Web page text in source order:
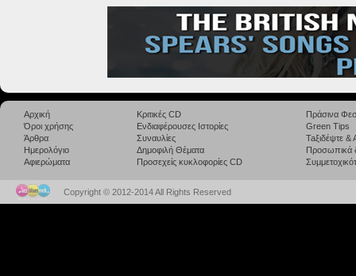
Αρχική
Όροι χρήσης
Άρθρα
Ημερολόγιο
Αφιερώματα
Κριτικές CD
Ενδιαφέρουσες Ιστορίες
Συναυλίες
Δημοφιλή Θέματα
Προσεχείς κυκλοφορίες CD
Πράσινα
Green Tips
Taξιδέψτε
Προσωπικά
Copyright © 2012-2014 All Rights Reserved